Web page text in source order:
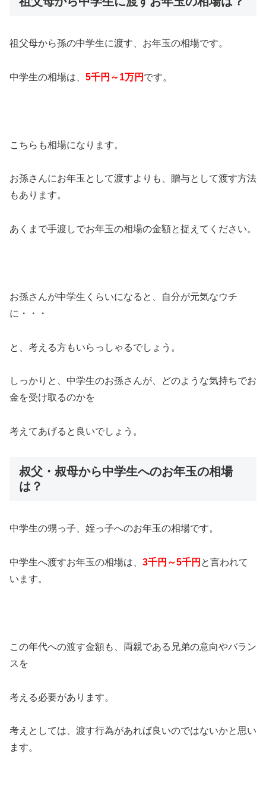
祖父母から孫の中学生に渡す、お年玉の相場です。
中学生の相場は、 5千円～1万円 です。
こちらも相場になります。
お孫さんにお年玉として渡すよりも、贈与として渡す方法
もあります。
あくまで手渡しでお年玉の相場の金額と捉えてください。
お孫さんが中学生くらいになると、自分が元気なウチ
に・・・
と、考える方もいらっしゃるでしょう。
しっかりと、中学生のお孫さんが、どのような気持ちでお
金を受け取るのかを
考えてあげると良いでしょう。
叔父・叔母から中学生へのお年玉の相場
は？
中学生の甥っ子、姪っ子へのお年玉の相場です。
中学生へ渡すお年玉の相場は、 3千円～5千円 と言われて
います。
この年代への渡す金額も、両親である兄弟の意向やバラン
スを
考える必要があります。
考えとしては、渡す行為があれば良いのではないかと思い
ます。